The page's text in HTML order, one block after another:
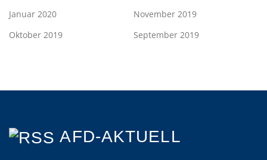
Januar 2020
November 2019
Oktober 2019
September 2019
AFD-AKTUELL